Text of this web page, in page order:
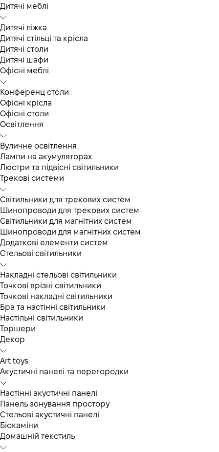
Дитячі меблі
Дитячі ліжка
Дитячі стільці та крісла
Дитячі столи
Дитячі шафи
Офісні меблі
Конференц столи
Офісні крісла
Офісні столи
Освітлення
Вуличне освітлення
Лампи на акумуляторах
Люстри та підвісні світильники
Трекові системи
Світильники для трекових систем
Шинопроводи для трекових систем
Світильники для магнітних систем
Шинопроводи для магнітних систем
Додаткові елементи систем
Cтельові світильники
Накладні стельові світильники
Точкові врізні світильники
Точкові накладні світильники
Бра та настінні світильники
Настільні світильники
Торшери
Декор
Art toys
Акустичні панелі та перегородки
Настінні акустичні панелі
Панель зонування простору
Стельові акустичні панелі
Біокаміни
Домашній текстиль